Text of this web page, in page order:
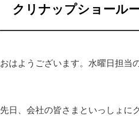
クリナップショール
おはようございます。水曜日担当
先日、会社の皆さまといっしょに